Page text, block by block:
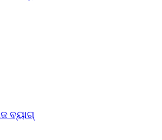
ବ୍ୟାଗ୍